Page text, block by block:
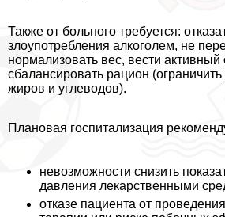
Также от больного требуется:
злоупотрeбления алкоголем, не
нормализовать вес, вести активный
сбалансировать рацион
жиров и углеводов).
Плановая госпитализация
невозможности снизить
давления лекарственными
отказе пациента от